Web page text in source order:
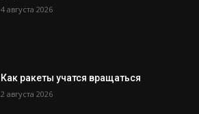
4 августа 2026
Как ракеты учатся вращаться
2 августа 2026